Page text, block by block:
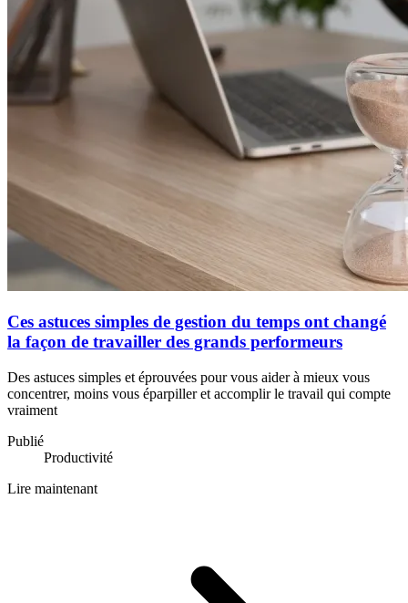
Ces astuces simples de gestion du temps ont changé
la façon de travailler des grands performeurs
Des astuces simples et éprouvées pour vous aider à mieux vous
concentrer, moins vous éparpiller et accomplir le travail qui compte
vraiment
Publié
Productivité
Lire maintenant